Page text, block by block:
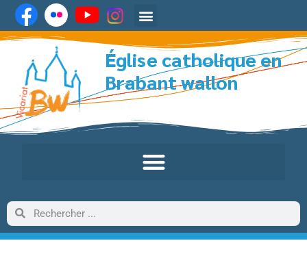
Église catholique en
Brabant wallon